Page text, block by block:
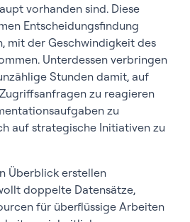
vorhanden sind. Diese
Entscheidungsfindung
mit der Geschwindigkeit des
Unterdessen verbringen
Stunden damit, auf
zu reagieren
zu
auf strategische Initiativen zu
Überblick erstellen
doppelte Datensätze,
für überflüssige Arbeiten